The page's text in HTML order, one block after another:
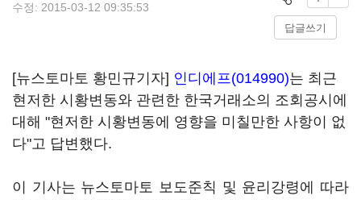
수정: 2015-03-12 09:35:53
답글쓰기
[뉴스토마토 황민규기자] 인디에프(014990)는 최근
현저한 시황변동와 관련한 한국거래소의 조회공시에
대해 "현저한 시황변동에 영향을 미칠만한 사항이 없
다"고 답변했다.
이 기사는 뉴스토마토 보도준칙 및 윤리강령에 따라